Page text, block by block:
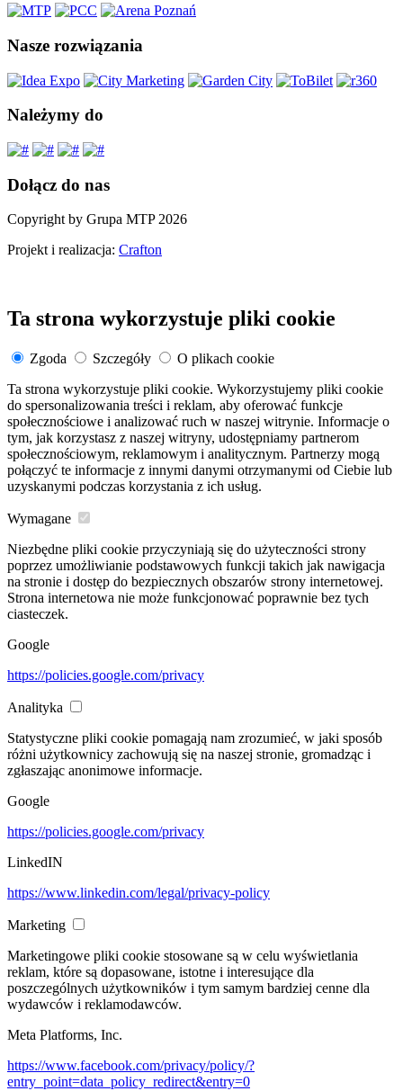
Nasze rozwiązania
Należymy do
Dołącz do nas
Copyright by Grupa MTP 2026
Projekt i realizacja: Crafton
Ta strona wykorzystuje pliki cookie
Zgoda Szczegóły
O plikach cookie
Ta strona wykorzystuje pliki cookie. Wykorzystujemy pliki cookie
do spersonalizowania treści i reklam, aby oferować funkcje
społecznościowe i analizować ruch w naszej witrynie. Informacje o
tym, jak korzystasz z naszej witryny, udostępniamy partnerom
społecznościowym, reklamowym i analitycznym. Partnerzy mogą
połączyć te informacje z innymi danymi otrzymanymi od Ciebie lub
uzyskanymi podczas korzystania z ich usług.
Wymagane
Niezbędne pliki cookie przyczyniają się do użyteczności strony
poprzez umożliwianie podstawowych funkcji takich jak nawigacja
na stronie i dostęp do bezpiecznych obszarów strony internetowej.
Strona internetowa nie może funkcjonować poprawnie bez tych
ciasteczek.
Google
https://policies.google.com/privacy
Analityka
Statystyczne pliki cookie pomagają nam zrozumieć, w jaki sposób
różni użytkownicy zachowują się na naszej stronie, gromadząc i
zgłaszając anonimowe informacje.
Google
https://policies.google.com/privacy
LinkedIN
https://www.linkedin.com/legal/privacy-policy
Marketing
Marketingowe pliki cookie stosowane są w celu wyświetlania
reklam, które są dopasowane, istotne i interesujące dla
poszczególnych użytkowników i tym samym bardziej cenne dla
wydawców i reklamodawców.
Meta Platforms, Inc.
https://www.facebook.com/privacy/policy/?
entry_point=data_policy_redirect&entry=0